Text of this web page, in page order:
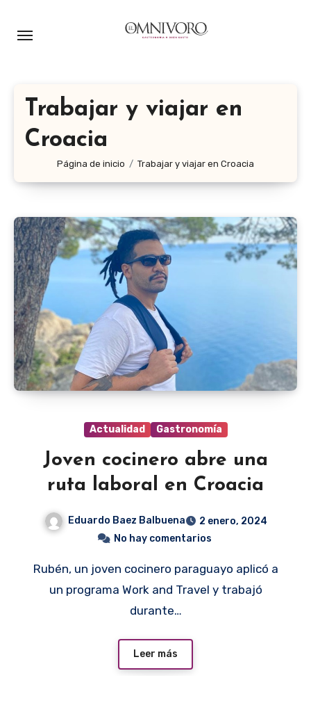
Trabajar y viajar en
Croacia
Página de inicio Trabajar y viajar en Croacia
Actualidad Gastronomía
Joven cocinero abre una
ruta laboral en Croacia
Eduardo Baez Balbuena
2 enero, 2024
No hay comentarios
Rubén, un joven cocinero paraguayo aplicó a
un programa Work and Travel y trabajó
durante…
Leer más